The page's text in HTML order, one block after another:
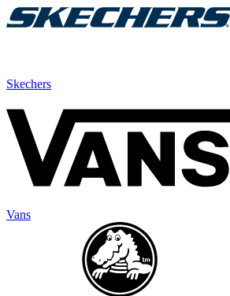
Skechers
Vans